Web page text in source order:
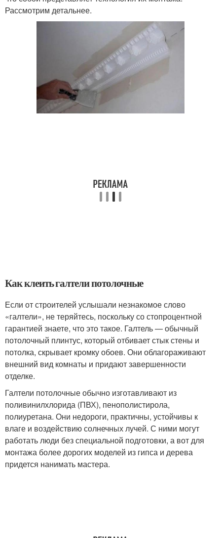
Рассмотрим детальнее.
Как клеить галтели потолочные
Если от строителей услышали незнакомое слово
«галтели», не теряйтесь, поскольку со стопроцентной
гарантией знаете, что это такое. Галтель — обычный
потолочный плинтус, который отбивает стык стены и
потолка, скрывает кромку обоев. Они облагораживают
внешний вид комнаты и придают завершенности
отделке.
Галтели потолочные обычно изготавливают из
поливинилхлорида (ПВХ), пенополистирола,
полиуретана. Они недороги, практичны, устойчивы к
влаге и воздействию солнечных лучей. С ними могут
работать люди без специальной подготовки, а вот для
монтажа более дорогих моделей из гипса и дерева
придется нанимать мастера.